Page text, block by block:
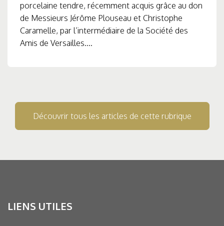
porcelaine tendre, récemment acquis grâce au don
de Messieurs Jérôme Plouseau et Christophe
Caramelle, par l’intermédiaire de la Société des
Amis de Versailles....
Découvrir tous les articles de cette rubrique
LIENS UTILES